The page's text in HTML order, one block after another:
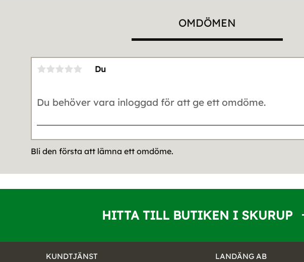
OMDÖMEN
Du
Bli den första att lämna ett omdöme.
HITTA TILL BUTIKEN I SKURUP
KUNDTJÄNST LANDÄNG AB